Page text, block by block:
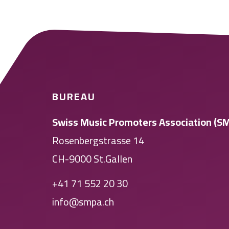
BUREAU
Swiss Music Promoters Association
Rosenbergstrasse 14
CH-9000 St.Gallen
+41 71 552 20 30
info@smpa.ch